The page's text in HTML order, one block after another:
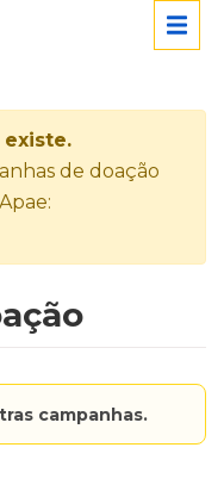
existe.
de doação
campanhas.